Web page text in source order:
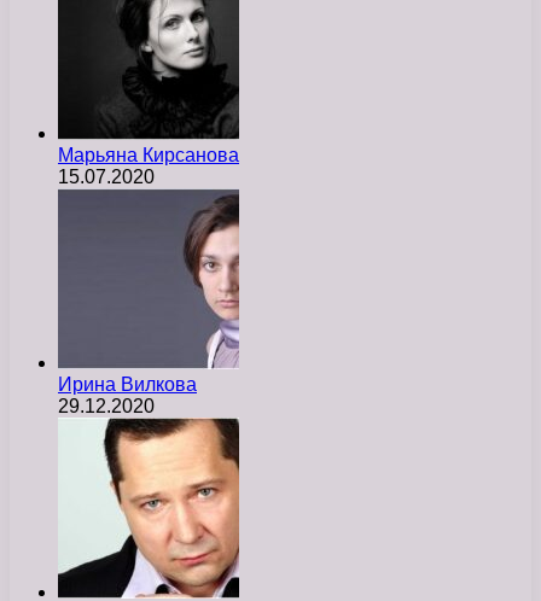
Марьяна Кирсанова
15.07.2020
Ирина Вилкова
29.12.2020